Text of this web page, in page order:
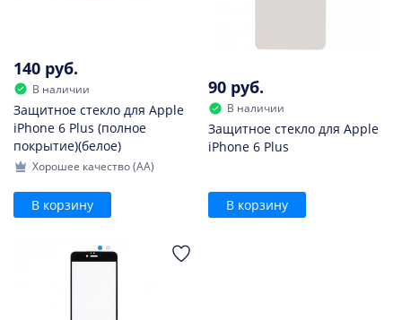
140 руб.
В наличии
Защитное стекло для Apple
iPhone 6 Plus (полное
покрытие)(белое)
Хорошее качество (AA)
В корзину
90 руб.
В наличии
Защитное стекло для Apple
iPhone 6 Plus
В корзину